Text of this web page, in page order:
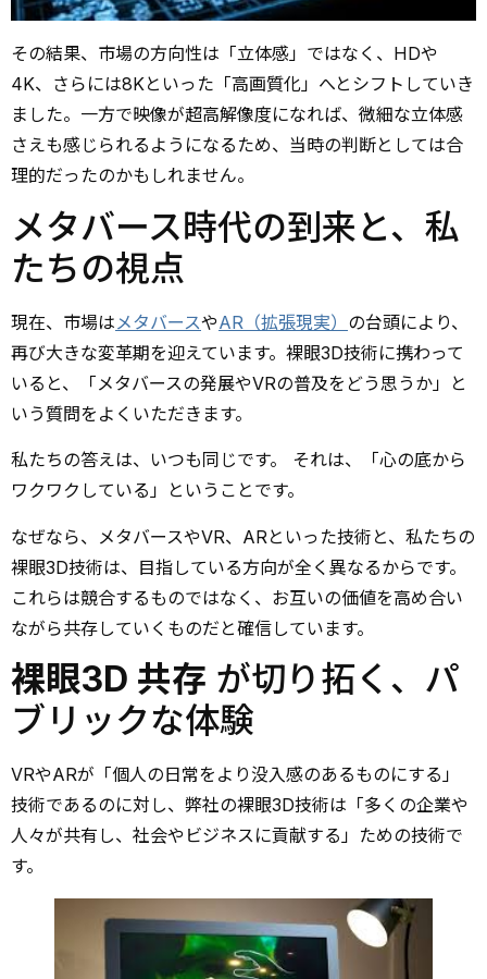
その結果、市場の方向性は「立体感」ではなく、HDや
4K、さらには8Kといった「高画質化」へとシフトしていき
ました。一方で映像が超高解像度になれば、微細な立体感
さえも感じられるようになるため、当時の判断としては合
理的だったのかもしれません。
メタバース時代の到来と、私
たちの視点
現在、市場は メタバースやAR（拡張現実） の台頭により、
再び大きな変革期を迎えています。裸眼3D技術に携わって
いると、「メタバースの発展やVRの普及をどう思うか」と
いう質問をよくいただきます。
私たちの答えは、いつも同じです。 それは、「心の底から
ワクワクしている」ということです。
なぜなら、メタバースやVR、ARといった技術と、私たちの
裸眼3D技術は、目指している方向が全く異なるからです。
これらは競合するものではなく、お互いの価値を高め合い
ながら共存していくものだと確信しています。
裸眼3D 共存 が切り拓く、パ
ブリックな体験
VRやARが「個人の日常をより没入感のあるものにする」
技術であるのに対し、弊社の裸眼3D技術は「多くの企業や
人々が共有し、社会やビジネスに貢献する」ための技術で
す。